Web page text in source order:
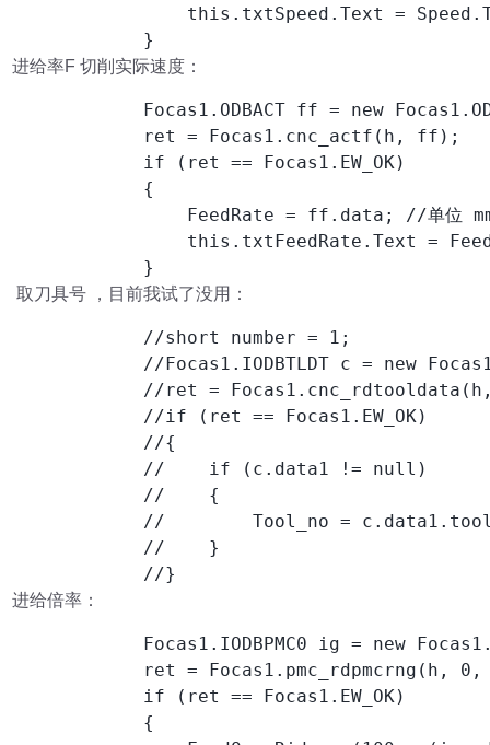
this.txtSpeed.Text =
            }
进给率F 切削实际速度：
Focas1.ODBACT ff = new
            ret = Focas1.cnc_actf(h, ff);
            if (ret == Focas1.EW_OK)
            {
FeedRate = ff.data; //单位
this.txtFeedRate.Text =
            }
取刀具号 ，目前我试了没用：
            //short number = 1;
//Focas1.IODBTLDT c = new
//ret =
            //if (ret == Focas1.EW_OK)
            //{
            //    if (c.data1 != null)
            //    {
//        Tool_no =
            //    }
            //}
进给倍率：
Focas1.IODBPMC0 ig = new
ret = Focas1.pmc_rdpmcrng(h,
            if (ret == Focas1.EW_OK)
            {